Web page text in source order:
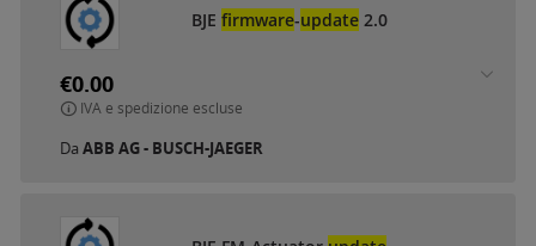
BJE firmware-update 2.0
€0.00
IVA e spedizione escluse
Da ABB AG - BUSCH-JAEGER